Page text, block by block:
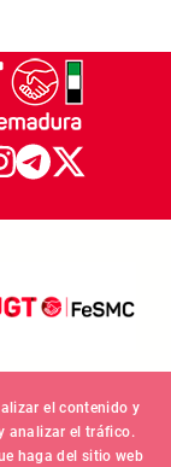
el contenido y
analizar el tráfico.
haga del sitio web